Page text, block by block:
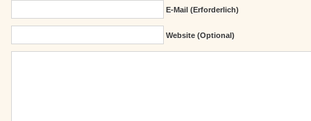
E-Mail (erforderlich)
Website (Optional)